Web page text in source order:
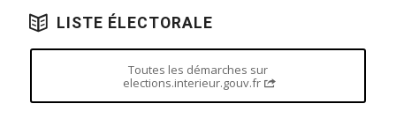
LISTE ÉLECTORALE
Toutes les démarches sur
elections.interieur.gouv.fr